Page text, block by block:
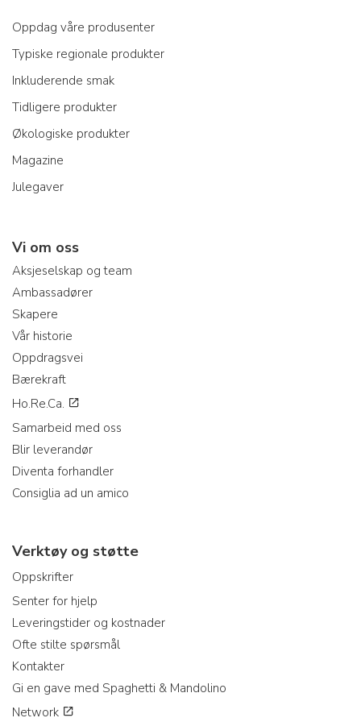
Oppdag våre produsenter
Typiske regionale produkter
Inkluderende smak
Tidligere produkter
Økologiske produkter
Magazine
Julegaver
Vi om oss
Aksjeselskap og team
Ambassadører
Skapere
Vår historie
Oppdragsvei
Bærekraft
Ho.Re.Ca.
Samarbeid med oss
Blir leverandør
Diventa forhandler
Consiglia ad un amico
Verktøy og støtte
Oppskrifter
Senter for hjelp
Leveringstider og kostnader
Ofte stilte spørsmål
Kontakter
Gi en gave med Spaghetti & Mandolino
Network